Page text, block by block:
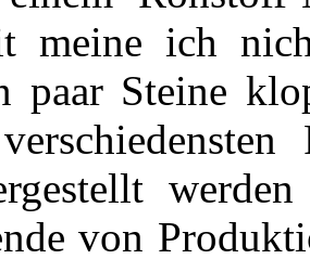
meine ich
paar Steine
von